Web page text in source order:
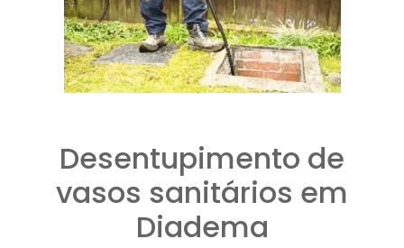
Desentupimento de
vasos sanitários em
Diadema